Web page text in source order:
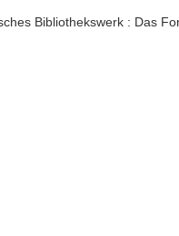
Bibliothekswerk : Das